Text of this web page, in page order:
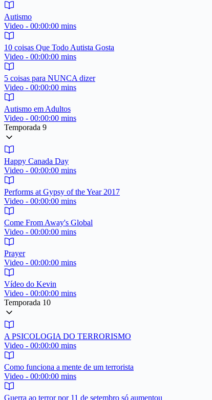
Autismo
Video - 00:00:00 mins
10 coisas Que Todo Autista Gosta
Video - 00:00:00 mins
5 coisas para NUNCA dizer
Video - 00:00:00 mins
Autismo em Adultos
Video - 00:00:00 mins
Temporada 9
Happy Canada Day
Video - 00:00:00 mins
Performs at Gypsy of the Year 2017
Video - 00:00:00 mins
Come From Away's Global
Video - 00:00:00 mins
Prayer
Video - 00:00:00 mins
Vídeo do Kevin
Video - 00:00:00 mins
Temporada 10
A PSICOLOGIA DO TERRORISMO
Video - 00:00:00 mins
Como funciona a mente de um terrorista
Video - 00:00:00 mins
Guerra ao terror por 11 de setembro só aumentou